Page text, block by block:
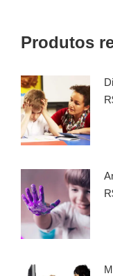
Produtos